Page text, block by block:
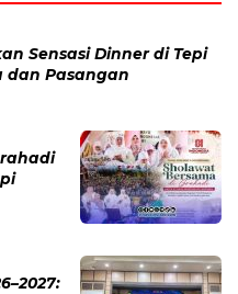
Sensasi Dinner di Tepi
dan Pasangan